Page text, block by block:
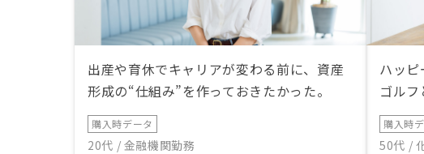
出産や育休でキャリアが変わる前に、資産
形成の“仕組み”を作っておきたかった。
購入時データ
20代 / 金融機関勤務
ハッピ
ゴル
購入時
50代 /